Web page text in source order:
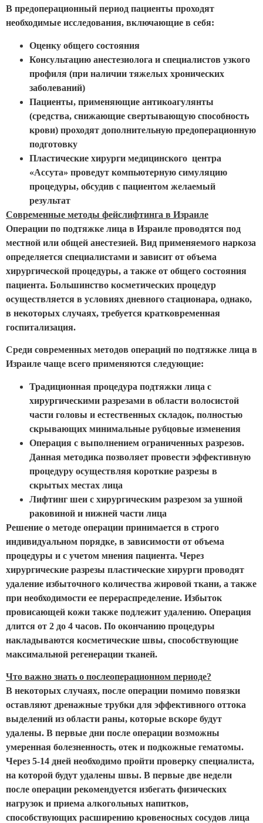
В предоперационный период пациенты проходят
необходимые исследования, включающие в себя:
Оценку общего состояния
Консультацию анестезиолога и специалистов узкого
профиля (при наличии тяжелых хронических
заболеваний)
Пациенты, применяющие антикоагулянты
(средства, снижающие свертывающую способность
крови) проходят дополнительную предоперационную
подготовку
Пластические хирурги медицинского центра
«Ассута» проведут компьютерную симуляцию
процедуры, обсудив с пациентом желаемый
результат
Современные методы фейслифтинга в Израиле
Операции по подтяжке лица в Израиле проводятся под
местной или общей анестезией. Вид применяемого наркоза
определяется специалистами и зависит от объема
хирургической процедуры, а также от общего состояния
пациента. Большинство косметических процедур
осуществляется в условиях дневного стационара, однако,
в некоторых случаях, требуется кратковременная
госпитализация.
Среди современных методов операций по подтяжке лица в
Израиле чаще всего применяются следующие:
Традиционная процедура подтяжки лица с
хирургическими разрезами в области волосистой
части головы и естественных складок, полностью
скрывающих минимальные рубцовые изменения
Операция с выполнением ограниченных разрезов.
Данная методика позволяет провести эффективную
процедуру осуществляя короткие разрезы в
скрытых местах лица
Лифтинг шеи с хирургическим разрезом за ушной
раковиной и нижней части лица
Решение о методе операции принимается в строго
индивидуальном порядке, в зависимости от объема
процедуры и с учетом мнения пациента. Через
хирургические разрезы пластические хирурги проводят
удаление избыточного количества жировой ткани, а также
при необходимости ее перераспределение. Избыток
провисающей кожи также подлежит удалению. Операция
длится от 2 до 4 часов. По окончанию процедуры
накладываются косметические швы, способствующие
максимальной регенерации тканей.
Что важно знать о послеоперационном периоде?
В некоторых случаях, после операции помимо повязки
оставляют дренажные трубки для эффективного оттока
выделений из области раны, которые вскоре будут
удалены. В первые дни после операции возможны
умеренная болезненность, отек и подкожные гематомы.
Через 5-14 дней необходимо пройти проверку специалиста,
на которой будут удалены швы. В первые две недели
после операции рекомендуется избегать физических
нагрузок и приема алкогольных напитков,
способствующих расширению кровеносных сосудов лица